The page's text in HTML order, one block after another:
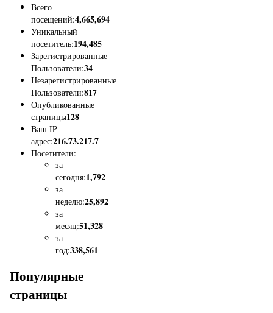
Всего
посещений:4,665,694
Уникальный
посетитель:194,485
Зарегистрированные
Пользователи:34
Незарегистрированные
Пользователи:817
Опубликованные
страницы128
Ваш IP-
адрес:216.73.217.7
Посетители:
за
сегодня:1,792
за
неделю:25,892
за
месяц:51,328
за
год:338,561
Популярные
страницы